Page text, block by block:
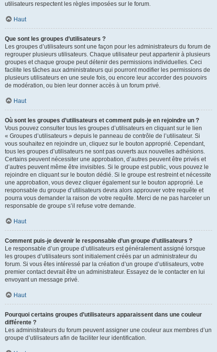
utilisateurs respectent les règles imposées sur le forum.
Haut
Que sont les groupes d’utilisateurs ?
Les groupes d’utilisateurs sont une façon pour les administrateurs du forum de
regrouper plusieurs utilisateurs. Chaque utilisateur peut appartenir à plusieurs
groupes et chaque groupe peut détenir des permissions individuelles. Ceci
facilite les tâches aux administrateurs qui pourront modifier les permissions de
plusieurs utilisateurs en une seule fois, ou encore leur accorder des pouvoirs
de modération, ou bien leur donner accès à un forum privé.
Haut
Où sont les groupes d’utilisateurs et comment puis-je en rejoindre un ?
Vous pouvez consulter tous les groupes d’utilisateurs en cliquant sur le lien
« Groupes d’utilisateurs » depuis le panneau de contrôle de l’utilisateur. Si
vous souhaitez en rejoindre un, cliquez sur le bouton approprié. Cependant,
tous les groupes d’utilisateurs ne sont pas ouverts aux nouvelles adhésions.
Certains peuvent nécessiter une approbation, d’autres peuvent être privés et
d’autres peuvent même être invisibles. Si le groupe est public, vous pouvez le
rejoindre en cliquant sur le bouton dédié. Si le groupe est restreint et nécessite
une approbation, vous devez cliquer également sur le bouton approprié. Le
responsable du groupe d’utilisateurs devra alors approuver votre requête et
pourra vous demander la raison de votre requête. Merci de ne pas harceler un
responsable de groupe s’il refuse votre demande.
Haut
Comment puis-je devenir le responsable d’un groupe d’utilisateurs ?
Le responsable d’un groupe d’utilisateurs est généralement assigné lorsque
les groupes d’utilisateurs sont initialement créés par un administrateur du
forum. Si vous êtes intéressé par la création d’un groupe d’utilisateurs, votre
premier contact devrait être un administrateur. Essayez de le contacter en lui
envoyant un message privé.
Haut
Pourquoi certains groupes d’utilisateurs apparaissent dans une couleur
différente ?
Les administrateurs du forum peuvent assigner une couleur aux membres d’un
groupe d’utilisateurs afin de faciliter leur identification.